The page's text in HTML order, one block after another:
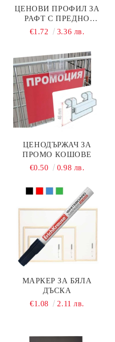
ЦЕНОВИ ПРОФИЛ ЗА
РАФТ С ПРЕДНО
ЗАЛЕПВАНЕ 1250 ММ ×
€1.72 3.36 лв.
ЦЕНОДЪРЖАЧ ЗА
ПРОМО КОШОВЕ
€0.50
0.98 лв.
МАРКЕР ЗА БЯЛА
ДЪСКА
€1.08
2.11 лв.